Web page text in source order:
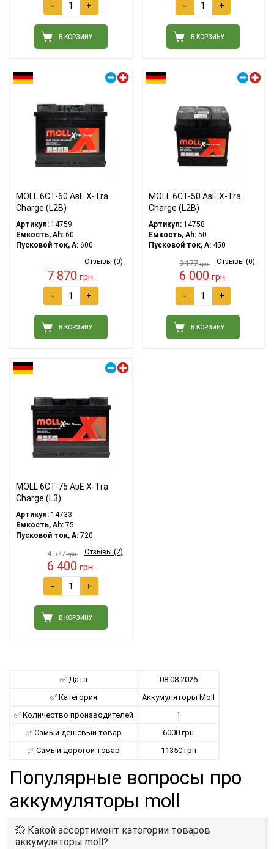
- +
В КОРЗИНУ
- +
В КОРЗИНУ
MOLL 6СТ-60 АзЕ X-Tra
Charge (L2B)
Артикул: 14759
Емкость, Ah: 60
Пусковой ток, A: 600
Отзывы (0)
7 870 грн.
- +
В КОРЗИНУ
MOLL 6СТ-50 АзЕ X-Tra
Charge (L2B)
Артикул:14758
Емкость, Ah:50
Пусковой ток, A:450
Отзывы (0)
3 177грн.
6 000 грн.
- +
В КОРЗИНУ
MOLL 6СТ-75 АзЕ X-Tra
Charge (L3)
Артикул: 14733
Емкость, Ah: 75
Пусковой ток, A: 720
Отзывы (2)
4 577грн.
6 400 грн.
- +
В КОРЗИНУ
✅ Дата
08.08.2026
✅ Категория
Аккумуляторы Moll
✅ Количество производителей
1
✅ Самый дешевый товар
6000 грн
✅ Самый дорогой товар
11350 грн
Популярные вопросы про
аккумуляторы moll
💥 Какой ассортимент категории товаров
аккумуляторы moll?